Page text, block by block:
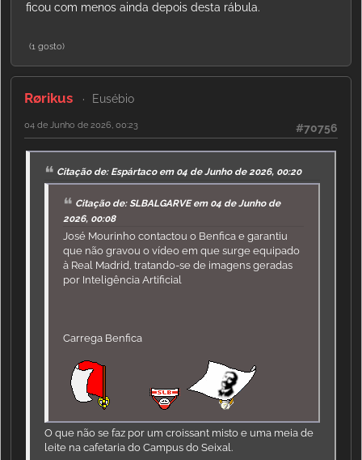
ficou com menos ainda depois desta rábula.
(1 gosto)
Rørikus Eusébio
#70756
04 de Junho de 2026, 00:23
Citação de: Espártaco em 04 de Junho de 2026, 00:20
Citação de: SLBALGARVE em 04 de Junho de
2026, 00:08
José Mourinho contactou o Benfica e garantiu
que não gravou o vídeo em que surge equipado
à Real Madrid, tratando-se de imagens geradas
por Inteligência Artificial
Carrega Benfica
O que não se faz por um croissant misto e uma meia de
leite na cafetaria do Campus do Seixal.